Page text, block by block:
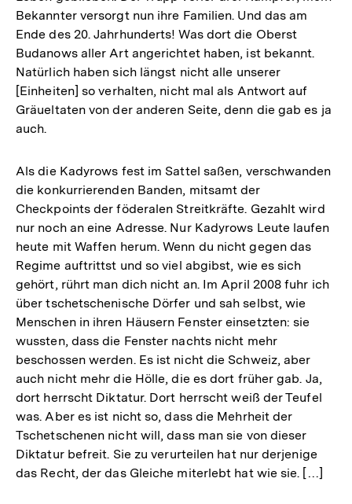
Bekannter versorgt nun ihre Familien. Und das am
Ende des 20. Jahrhunderts! Was dort die Oberst
Budanows aller Art angerichtet haben, ist bekannt.
Natürlich haben sich längst nicht alle unserer
[Einheiten] so verhalten, nicht mal als Antwort auf
Gräueltaten von der anderen Seite, denn die gab es ja
auch.
Als die Kadyrows fest im Sattel saßen, verschwanden
die konkurrierenden Banden, mitsamt der
Checkpoints der föderalen Streitkräfte. Gezahlt wird
nur noch an eine Adresse. Nur Kadyrows Leute laufen
heute mit Waffen herum. Wenn du nicht gegen das
Regime auftrittst und so viel abgibst, wie es sich
gehört, rührt man dich nicht an. Im April 2008 fuhr ich
über tschetschenische Dörfer und sah selbst, wie
Menschen in ihren Häusern Fenster einsetzten: sie
wussten, dass die Fenster nachts nicht mehr
beschossen werden. Es ist nicht die Schweiz, aber
auch nicht mehr die Hölle, die es dort früher gab. Ja,
dort herrscht Diktatur. Dort herrscht weiß der Teufel
was. Aber es ist nicht so, dass die Mehrheit der
Tschetschenen nicht will, dass man sie von dieser
Diktatur befreit. Sie zu verurteilen hat nur derjenige
das Recht, der das Gleiche miterlebt hat wie sie. […]